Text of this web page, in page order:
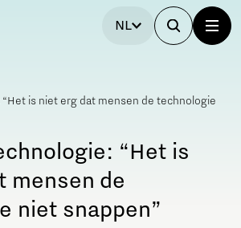
NL
is niet erg dat mensen de technologie
“Het is
mensen de
niet snappen”